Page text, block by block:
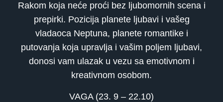
Rakom koja neće proći bez ljubomornih scena i
prepirki. Pozicija planete ljubavi i vašeg
vladaoca Neptuna, planete romantike i
putovanja koja upravlja i vašim poljem ljubavi,
donosi vam ulazak u vezu sa emotivnom i
kreativnom osobom.
VAGA (23. 9 – 22.10)